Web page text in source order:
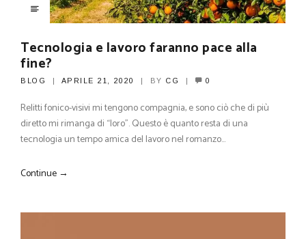
Tecnologia e lavoro faranno pace alla
fine?
BLOG APRILE 21, 2020 BY CG 0
Relitti fonico-visivi mi tengono compagnia, e sono ciò che di più
diretto mi rimanga di “loro”. Questo è quanto resta di una
tecnologia un tempo amica del lavoro nel romanzo…
Continue →